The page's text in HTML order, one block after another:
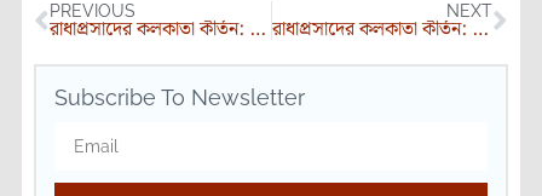
PREVIOUS
রাধাপ্রসাদের কলকাতা কীর্তন: পর্ব ১
NEXT
রাধাপ্রসাদের কলকাতা কীর্তন: শেষ পর্ব
Subscribe To Newsletter